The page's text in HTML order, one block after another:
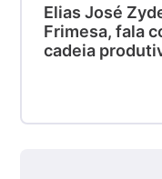
Suíno - Estadual
SC
Suíno - Estadual
Elias José
Frimesa, fala
cadeia